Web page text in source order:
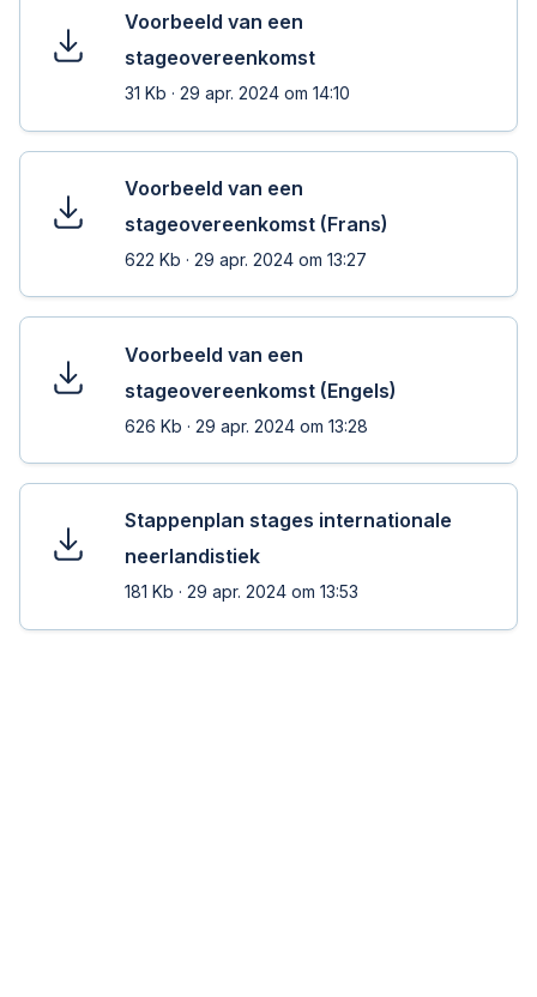
Voorbeeld van een
stageovereenkomst
31 Kb ·29 apr. 2024 om 14:10
Voorbeeld van een
stageovereenkomst (Frans)
622 Kb ·29 apr. 2024 om 13:27
Voorbeeld van een
stageovereenkomst (Engels)
626 Kb ·29 apr. 2024 om 13:28
Stappenplan stages internationale
neerlandistiek
181 Kb ·29 apr. 2024 om 13:53